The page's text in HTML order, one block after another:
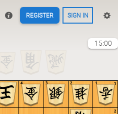
REGISTER SIGN IN
15:00
2
1
4 3 2 1